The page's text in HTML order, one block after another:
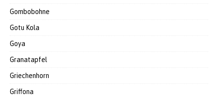
Gombobohne
Gotu Kola
Goya
Granatapfel
Griechenhorn
Griffona